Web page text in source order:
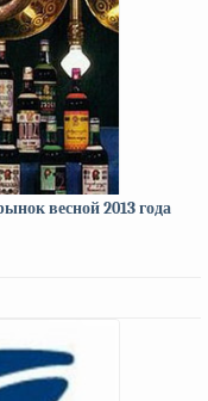
весной 2013 года